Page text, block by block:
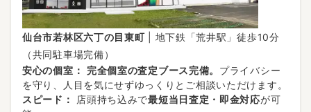
仙台市若林区六丁の目東町| 地下鉄「荒井駅」徒歩10分
（共同駐車場完備）
安心の個室：
完全個室の査定ブース完備。 プライバシー
を守り、人目を気にせずゆっくりとご相談いただけます。
スピード：
店頭持ち込みで最短当日査定・即金対応が可